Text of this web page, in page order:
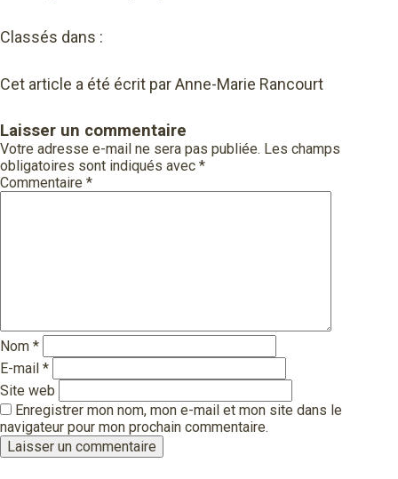
Classés dans :
Cet article a été écrit par Anne-Marie Rancourt
Laisser un commentaire
Votre adresse e-mail ne sera pas publiée. Les champs
obligatoires sont indiqués avec *
Commentaire *
Nom *
E-mail *
Site web
Enregistrer mon nom, mon e-mail et mon site dans le
navigateur pour mon prochain commentaire.